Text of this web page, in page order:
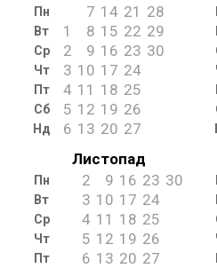
Пн 7 14 21 28
Вт 1 8 15 22 29
Ср 2 9 16 23 30
Чт 3 10 17 24
Пт 4 11 18 25
Сб 5 12 19 26
Нд 6 13 20 27
Листопад
Пн 2 9 16 23 30
Вт 3 10 17 24
Ср 4 11 18 25
Чт 5 12 19 26
Пт 6 13 20 27